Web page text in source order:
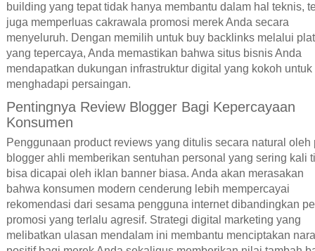
building yang tepat tidak hanya membantu dalam hal teknis,
juga memperluas cakrawala promosi merek Anda secara
menyeluruh. Dengan memilih untuk buy backlinks melalui
yang tepercaya, Anda memastikan bahwa situs bisnis Anda
mendapatkan dukungan infrastruktur digital yang kokoh untuk
menghadapi persaingan.
Pentingnya Review Blogger Bagi Kepercayaan
Konsumen
Penggunaan product reviews yang ditulis secara natural oleh
blogger ahli memberikan sentuhan personal yang sering kali
bisa dicapai oleh iklan banner biasa. Anda akan merasakan
bahwa konsumen modern cenderung lebih mempercayai
rekomendasi dari sesama pengguna internet dibandingkan
promosi yang terlalu agresif. Strategi digital marketing yang
melibatkan ulasan mendalam ini membantu menciptakan